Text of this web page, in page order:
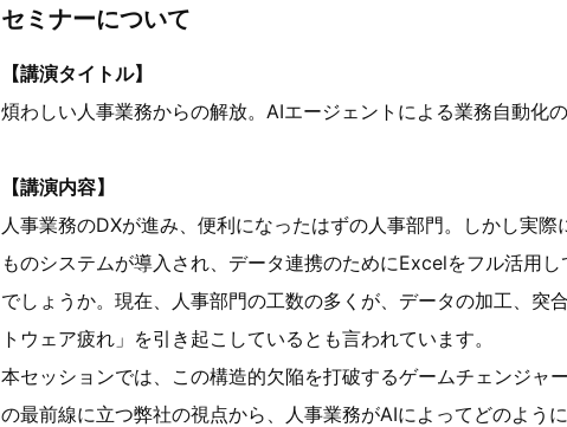
セミナーについて
【講演タイトル】
煩わしい人事業務からの解放。AIエージェントによる業務自動化
【講演内容】
人事業務のDXが進み、便利になったはずの人事部門。しかし実
ものシステムが導入され、データ連携のためにExcelをフル活用
でしょうか。現在、人事部門の工数の多くが、データの加工、突
トウェア疲れ」を引き起こしているとも言われています。
本セッションでは、この構造的欠陥を打破するゲームチェンジャ
の最前線に立つ弊社の視点から、人事業務がAIによってどのよう